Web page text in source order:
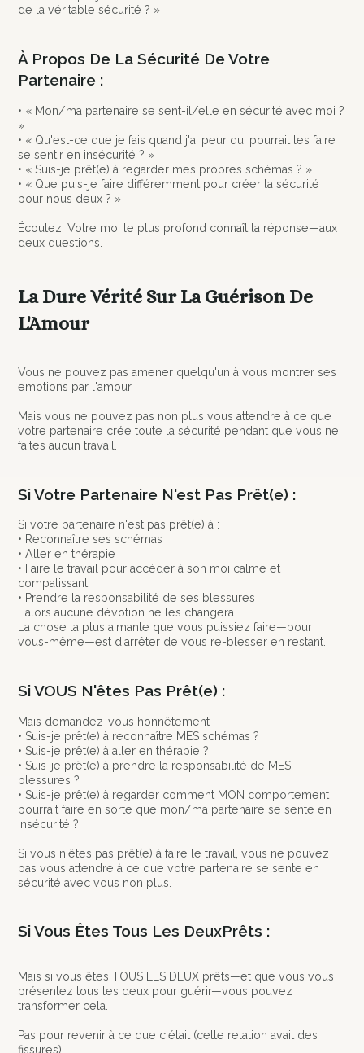
de la véritable sécurité ? »
À Propos De La Sécurité De Votre
Partenaire :
• « Mon/ma partenaire se sent-il/elle en sécurité avec moi ?
»
• « Qu'est-ce que je fais quand j'ai peur qui pourrait les faire
se sentir en insécurité ? »
• « Suis-je prêt(e) à regarder mes propres schémas ? »
• « Que puis-je faire différemment pour créer la sécurité
pour nous deux ? »
Écoutez. Votre moi le plus profond connaît la réponse—aux
deux questions.
La Dure Vérité Sur La Guérison De
L'Amour
Vous ne pouvez pas amener quelqu'un à vous montrer ses
emotions par l'amour.
Mais vous ne pouvez pas non plus vous attendre à ce que
votre partenaire crée toute la sécurité pendant que vous ne
faites aucun travail.
Si Votre Partenaire N'est Pas Prêt(e) :
Si votre partenaire n'est pas prêt(e) à :
• Reconnaître ses schémas
• Aller en thérapie
• Faire le travail pour accéder à son moi calme et
compatissant
• Prendre la responsabilité de ses blessures
...alors aucune dévotion ne les changera.
La chose la plus aimante que vous puissiez faire—pour
vous-même—est d'arrêter de vous re-blesser en restant.
Si VOUS N'êtes Pas Prêt(e) :
Mais demandez-vous honnêtement :
• Suis-je prêt(e) à reconnaître MES schémas ?
• Suis-je prêt(e) à aller en thérapie ?
• Suis-je prêt(e) à prendre la responsabilité de MES
blessures ?
• Suis-je prêt(e) à regarder comment MON comportement
pourrait faire en sorte que mon/ma partenaire se sente en
insécurité ?
Si vous n'êtes pas prêt(e) à faire le travail, vous ne pouvez
pas vous attendre à ce que votre partenaire se sente en
sécurité avec vous non plus.
Si Vous Êtes Tous Les DeuxPrêts :
Mais si vous êtes TOUS LES DEUX prêts—et que vous vous
présentez tous les deux pour guérir—vous pouvez
transformer cela.
Pas pour revenir à ce que c'était (cette relation avait des
fissures).